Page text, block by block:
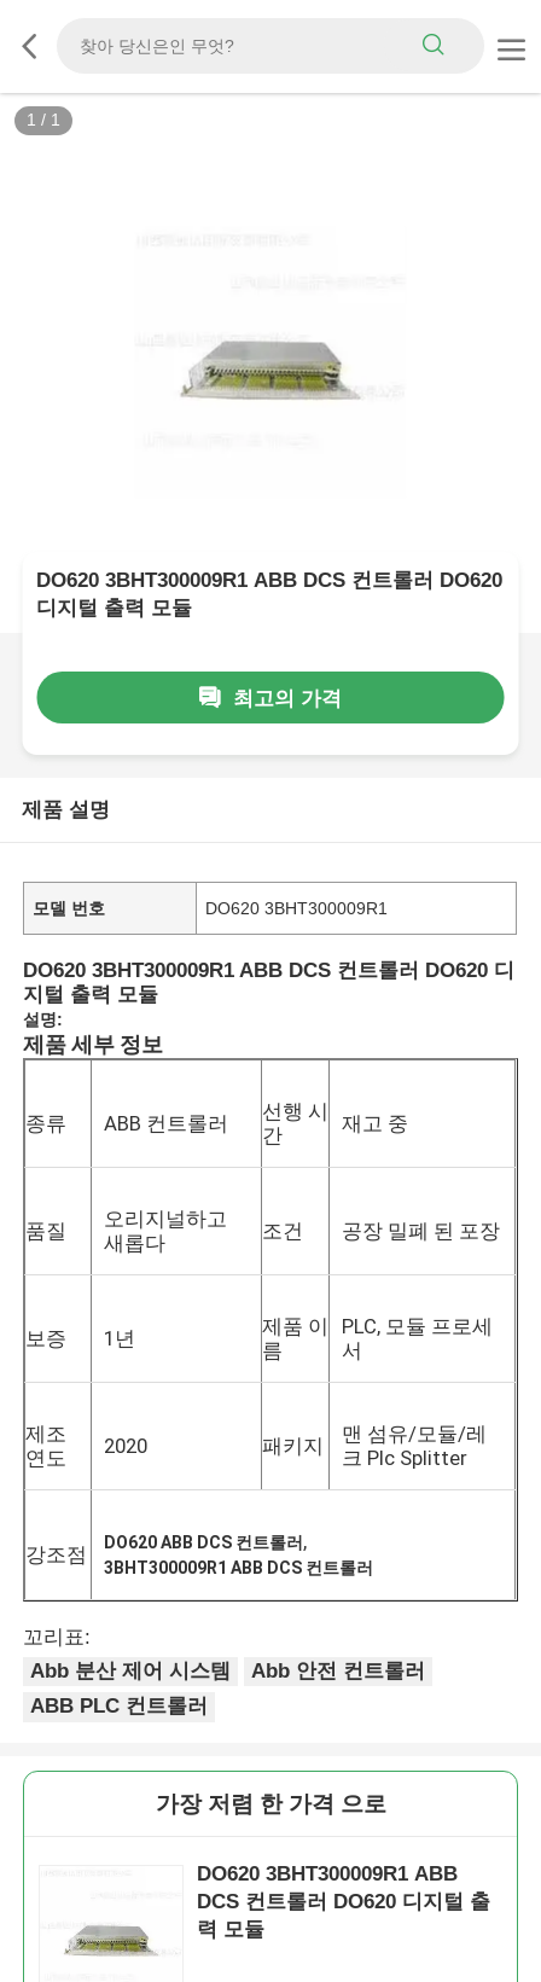
1 / 1
DO620 3BHT300009R1 ABB DCS 컨트롤러 DO620
디지털 출력 모듈
최고의 가격
제품 설명
모델 번호 DO620 3BHT300009R1
DO620 3BHT300009R1 ABB DCS 컨트롤러 DO620 디
지털 출력 모듈
설명:
제품 세부 정보
종류 ABB 컨트롤러
선행 시
간
재고 중
품질
오리지널하고
새롭다
조건 공장 밀폐 된 포장
보증 1년
제품 이
름
PLC, 모듈 프로세
서
제조
연도
2020 패키지
맨 섬유/모듈/레
크 Plc Splitter
강조점 DO620 ABB DCS 컨트롤러,
3BHT300009R1 ABB DCS 컨트롤러
꼬리표:
Abb 분산 제어 시스템
Abb 안전 컨트롤러
ABB PLC 컨트롤러
가장 저렴 한 가격 으로
DO620 3BHT300009R1 ABB
DCS 컨트롤러 DO620 디지털 출
력 모듈